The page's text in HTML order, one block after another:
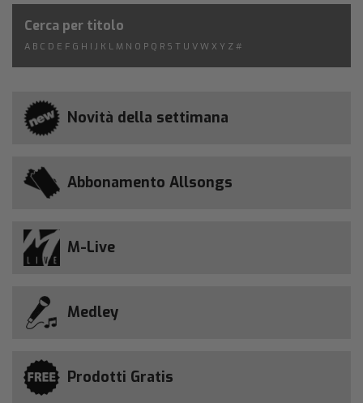
Cerca per titolo
A B C D E F G H I J K L M N O P Q R S T U V W X Y Z #
Novità della settimana
Abbonamento Allsongs
M-Live
Medley
Prodotti Gratis